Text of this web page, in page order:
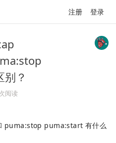
注册 登录
？
阅读
puma:stop puma:start 有什么